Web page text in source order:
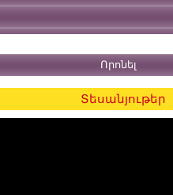
Տեսանյութեր